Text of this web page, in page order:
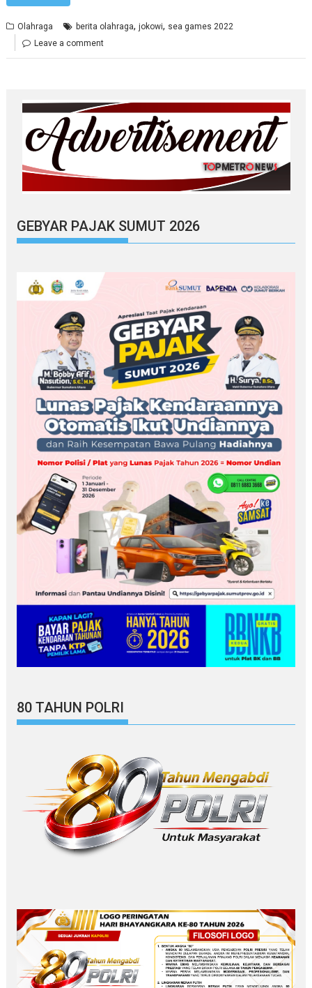
Olahraga berita olahraga,jokowi, sea games 2022
Leave a comment
GEBYAR PAJAK SUMUT 2026
80 TAHUN POLRI